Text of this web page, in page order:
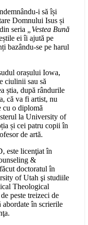
i să își
Domnului Isus și
seria
„Vestea Bună
ei îi ajută pe
bazându-se pe harul
orașului Iowa,
ciulinii sau să
știa, după rândurile
că va fi artist, nu
cu o diplomă
la University of
și cei patru copii în
de artă.
este licenţiat în
&
doctoratul în
of Utah şi studiile
Theological
peste treizeci de
abordate în scrierile